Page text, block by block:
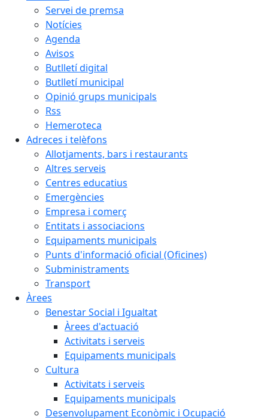
Servei de premsa
Notícies
Agenda
Avisos
Butlletí digital
Butlletí municipal
Opinió grups municipals
Rss
Hemeroteca
Adreces i telèfons
Allotjaments, bars i restaurants
Altres serveis
Centres educatius
Emergències
Empresa i comerç
Entitats i associacions
Equipaments municipals
Punts d'informació oficial (Oficines)
Subministraments
Transport
Àrees
Benestar Social i Igualtat
Àrees d'actuació
Activitats i serveis
Equipaments municipals
Cultura
Activitats i serveis
Equipaments municipals
Desenvolupament Econòmic i Ocupació